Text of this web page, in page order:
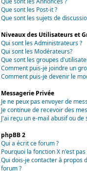
Que sont les Post-it ?
Que sont les sujets de
Niveaux des Utilisateurs et
Qui sont les Administrateurs ?
Qui sont les Modérateurs?
Que sont les groupes
Comment puis-je joindre un
Comment puis-je devenir le
Messagerie Privée
Je ne peux pas envoyer de
Je continue de recevoir des
J'ai reçu un e-mail abusif ou
phpBB 2
Qui a écrit ce forum ?
Pourquoi la fonction X n'est
Qui dois-je contacter à propos
forum ?